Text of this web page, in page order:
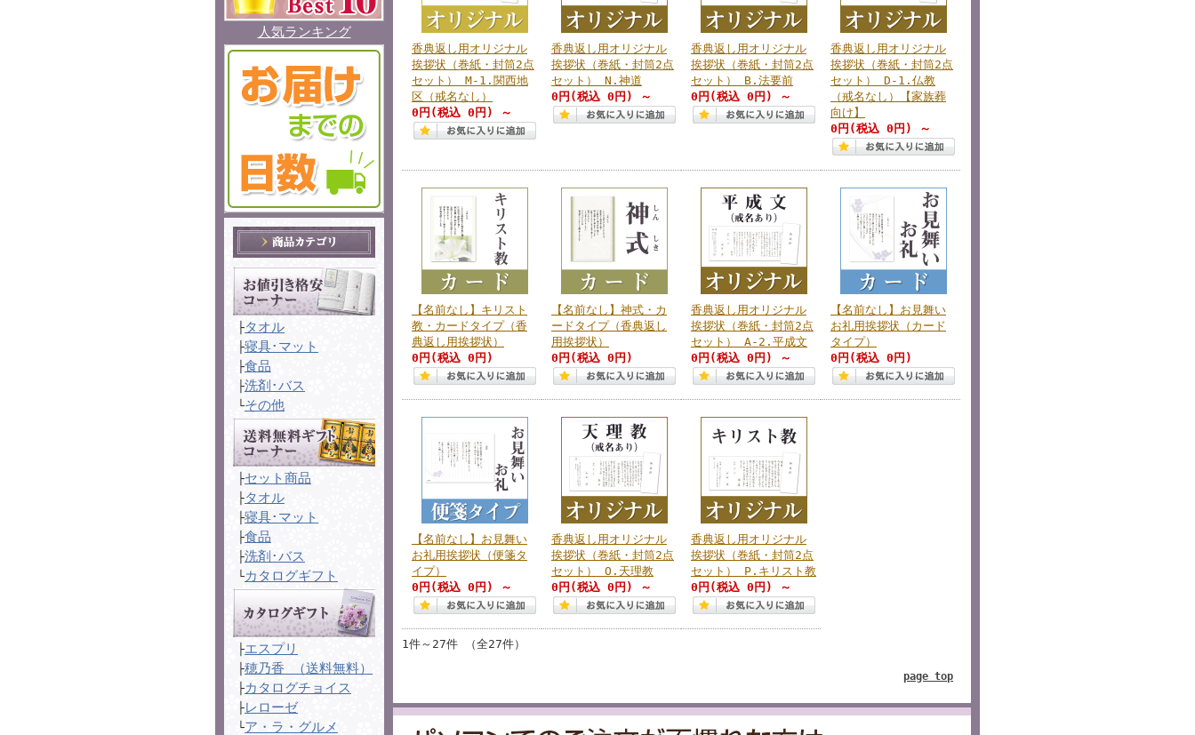
人気ランキング
├タオル
├寝具･マット
├食品
├洗剤･バス
└その他
├セット商品
├タオル
├寝具･マット
├食品
├洗剤･バス
└カタログギフト
├エスプリ
├穂乃香 （送料無料）
├カタログチョイス
├レローゼ
└ア・ラ・グルメ
香典返し用オリジナル
挨拶状（巻紙・封筒2点
セット） M-1.関西地
区（戒名なし）
0円 (税込 0円) ～
香典返し用オリジナル
挨拶状（巻紙・封筒2点
セット） N.神道
0円 (税込 0円) ～
香典返し用オリジナル
挨拶状（巻紙・封筒2点
セット） B.法要前
0円 (税込 0円) ～
香典返し用オリジナル
挨拶状（巻紙・封筒2点
セット） D-1.仏教
（戒名なし）【家族葬
向け】
0円 (税込 0円) ～
【名前なし】キリスト
教・カードタイプ（香
典返し用挨拶状）
0円 (税込 0円)
【名前なし】神式・カ
ードタイプ（香典返し
用挨拶状）
0円 (税込 0円)
香典返し用オリジナル
挨拶状（巻紙・封筒2点
セット） A-2.平成文
0円 (税込 0円) ～
【名前なし】お見舞い
お礼用挨拶状（カード
タイプ）
0円 (税込 0円)
【名前なし】お見舞い
お礼用挨拶状（便箋タ
イプ）
0円 (税込 0円) ～
香典返し用オリジナル
挨拶状（巻紙・封筒2点
セット） O.天理教
0円 (税込 0円) ～
香典返し用オリジナル
挨拶状（巻紙・封筒2点
セット） P.キリスト教
0円 (税込 0円) ～
1件～27件 （全27件）
page top